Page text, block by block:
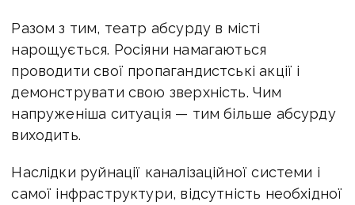
Разом з тим, театр абсурду в місті
нарощується. Росіяни намагаються
проводити свої пропагандистські акції і
демонструвати свою зверхність. Чим
напруженіша ситуація — тим більше абсурду
виходить.
Наслідки руйнації каналізаційної системи і
самої інфраструктури, відсутність необхідної